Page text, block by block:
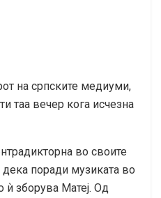
на српските медиуми,
таа вечер кога исчезна
во своите
дека поради музиката во
ѝ зборува Матеј. Од